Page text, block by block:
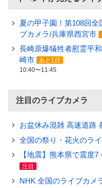
夏の甲子園！第108回
ブカメラ/兵庫県西宮市
長崎原爆犠牲者慰霊平
崎市
あと1日
10:40〜11:45
注目のライブカメラ
お盆休み混雑 高速道路
全国の祭り・花火のラ
【地震】熊本県で震度
注目
NHK 全国のライブカメ